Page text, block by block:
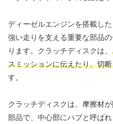
ディーゼルエンジンを搭載し
強い走りを支える重要な部品
ります。クラッチディスクは、
スミッションに伝えたり、切
す。
クラッチディスクは、摩擦材
部品で、中心部にハブと呼ば